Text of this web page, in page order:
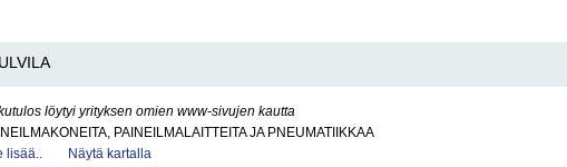
ULVILA
löytyi yrityksen omien www-sivujen kautta
PAINEILMALAITTEITA JA PNEUMATIIKKAA
lisää..
Näytä kartalla